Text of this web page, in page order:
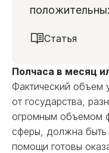
Статья
Полчаса в месяц
Фактический объем
от государства,
огромным объемом
сферы, должна
помощи готовы